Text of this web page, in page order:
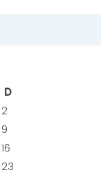
D
2
9
16
23